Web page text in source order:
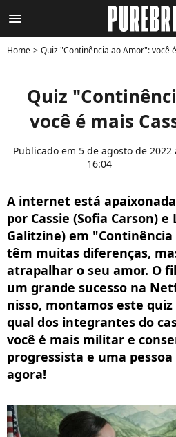
menu
Home Quiz "Continência ao Amor": você
Quiz
você é mais
Publicado em 5 de agosto de 2022
16:04
A internet está
por Cassie (Sofia Carson)
Galitzine) em
têm muitas diferenças,
atrapalhar o seu amor. O
um grande sucesso na
nisso, montamos este
qual dos integrantes do
você é mais militar e
progressista e uma
agora!